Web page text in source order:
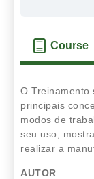
Course
O
principais
modos de
seu uso,
realizar a
AUTOR